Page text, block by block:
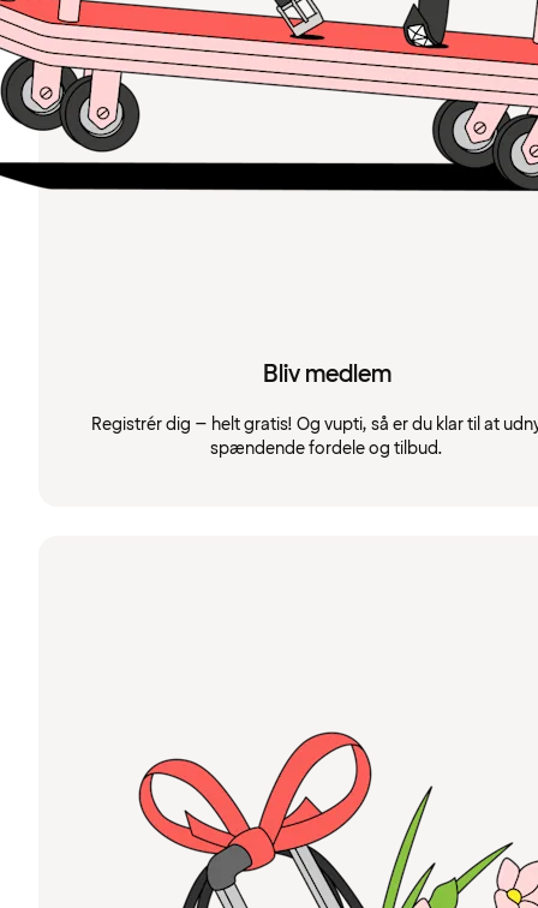
Bliv medlem
Registrér dig – helt gratis! Og vupti, så er du klar til at
spændende fordele og tilbud.